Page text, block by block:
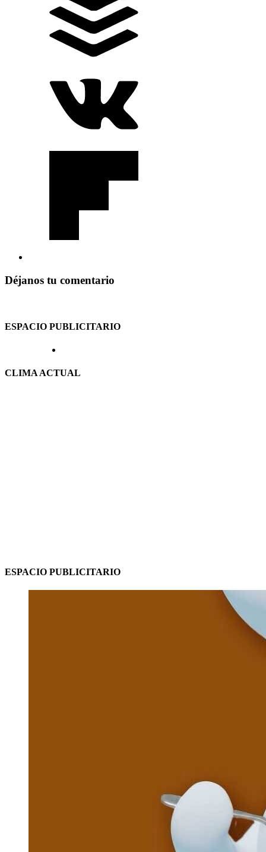
Déjanos tu comentario
ESPACIO PUBLICITARIO
CLIMA ACTUAL
ESPACIO PUBLICITARIO